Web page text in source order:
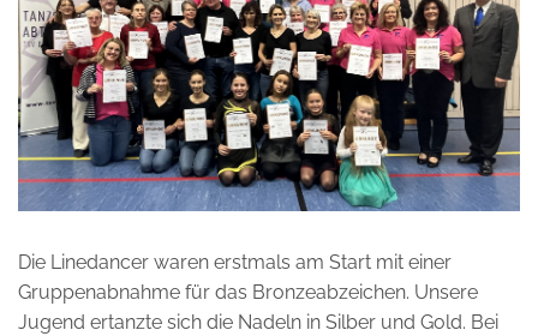
Die Linedancer waren erstmals am Start mit einer
Gruppenabnahme für das Bronzeabzeichen. Unsere
Jugend ertanzte sich die Nadeln in Silber und Gold. Bei